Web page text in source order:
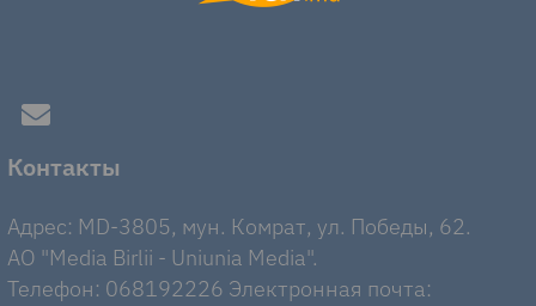
Контакты
Адрес: MD-3805, мун. Комрат, ул. Победы, 62.
AO "Media Birlii - Uniunia Media".
Телефон: 068192226 Электронная почта: